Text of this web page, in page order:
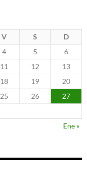
V S
D
4 5
6
11 12
13
18 19
20
25 26
27
Ene »